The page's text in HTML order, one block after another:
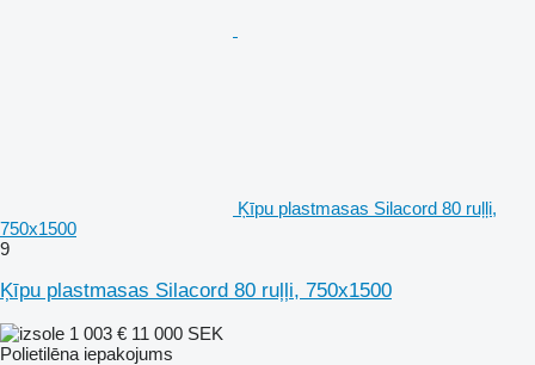
Ķīpu plastmasas Silacord 80 ruļļi,
750x1500
9
Ķīpu plastmasas Silacord 80 ruļļi, 750x1500
1 003 € 11 000 SEK
Polietilēna iepakojums